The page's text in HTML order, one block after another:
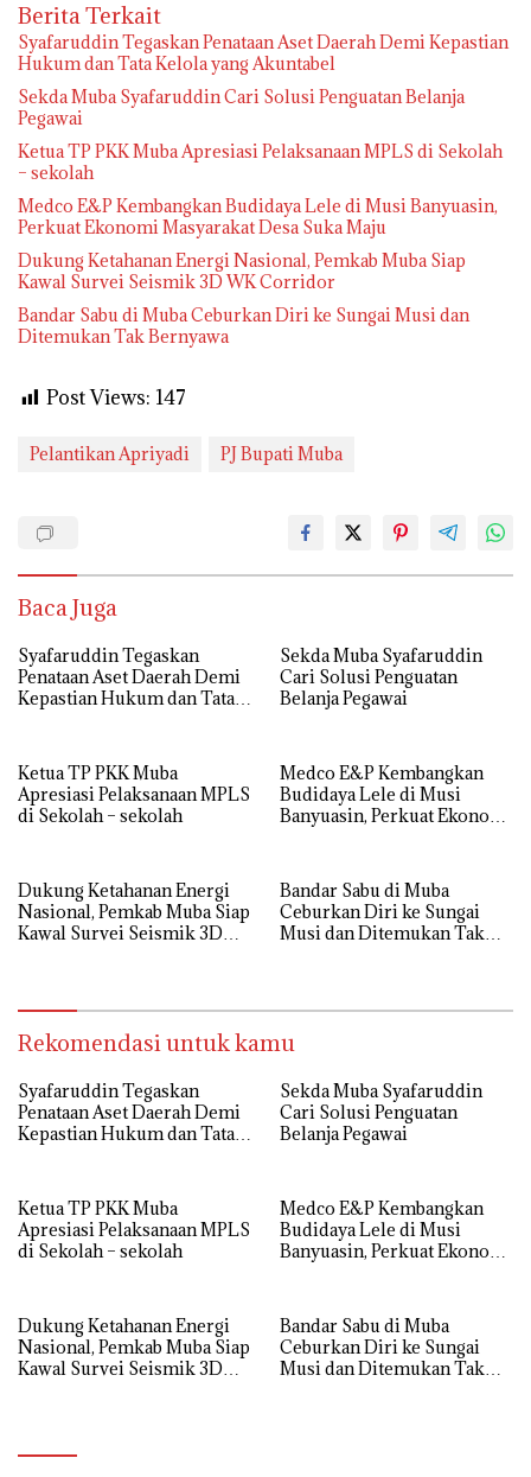
Berita Terkait
Syafaruddin Tegaskan Penataan Aset Daerah Demi Kepastian
Hukum dan Tata Kelola yang Akuntabel
Sekda Muba Syafaruddin Cari Solusi Penguatan Belanja
Pegawai
Ketua TP PKK Muba Apresiasi Pelaksanaan MPLS di Sekolah
– sekolah
Medco E&P Kembangkan Budidaya Lele di Musi Banyuasin,
Perkuat Ekonomi Masyarakat Desa Suka Maju
Dukung Ketahanan Energi Nasional, Pemkab Muba Siap
Kawal Survei Seismik 3D WK Corridor
Bandar Sabu di Muba Ceburkan Diri ke Sungai Musi dan
Ditemukan Tak Bernyawa
Post Views: 147
Pelantikan Apriyadi PJ Bupati Muba
Baca Juga
Syafaruddin Tegaskan
Penataan Aset Daerah Demi
Kepastian Hukum dan Tata
Sekda Muba Syafaruddin
Cari Solusi Penguatan
Belanja Pegawai
Ketua TP PKK Muba
Apresiasi Pelaksanaan MPLS
di Sekolah – sekolah
Medco E&P Kembangkan
Budidaya Lele di Musi
Banyuasin, Perkuat Ekonomi
Dukung Ketahanan Energi
Nasional, Pemkab Muba Siap
Kawal Survei Seismik 3D
Bandar Sabu di Muba
Ceburkan Diri ke Sungai
Musi dan Ditemukan Tak
Rekomendasi untuk kamu
Syafaruddin Tegaskan
Penataan Aset Daerah Demi
Kepastian Hukum dan Tata
Sekda Muba Syafaruddin
Cari Solusi Penguatan
Belanja Pegawai
Ketua TP PKK Muba
Apresiasi Pelaksanaan MPLS
di Sekolah – sekolah
Medco E&P Kembangkan
Budidaya Lele di Musi
Banyuasin, Perkuat Ekonomi
Dukung Ketahanan Energi
Nasional, Pemkab Muba Siap
Kawal Survei Seismik 3D
Bandar Sabu di Muba
Ceburkan Diri ke Sungai
Musi dan Ditemukan Tak